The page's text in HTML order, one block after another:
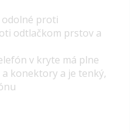
odolné proti
odtlačkom prstov a
v kryte má plne
konektory a je tenký,